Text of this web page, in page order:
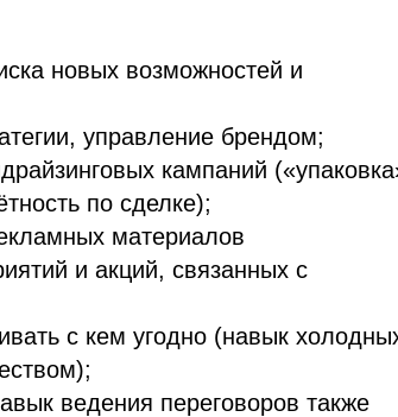
новых возможностей и
управление брендом;
кампаний
по сделке);
материалов
и акций, связанных с
с кем угодно (навык
ведения переговоров также